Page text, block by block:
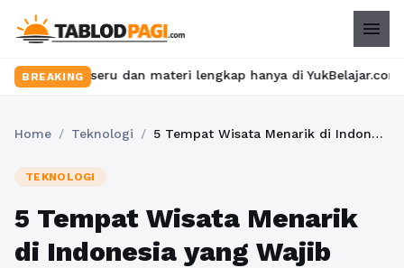
menu
BREAKING
seru dan materi lengkap hanya di YukBelajar.com. Mulai
Home / Teknologi / 5 Tempat Wisata Menarik di Indonesia yang Wajib Dikunjungi
TEKNOLOGI
5 Tempat Wisata Menarik
di Indonesia yang Wajib